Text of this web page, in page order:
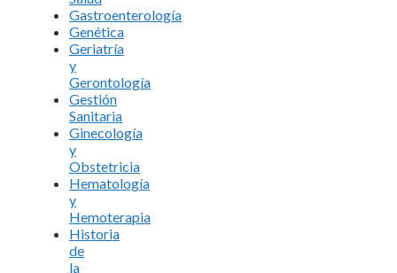
Gastroenterología
Genética
Geriatría
y
Gerontología
Gestión
Sanitaria
Ginecología
y
Obstetricia
Hematología
y
Hemoterapia
Historia
de
la